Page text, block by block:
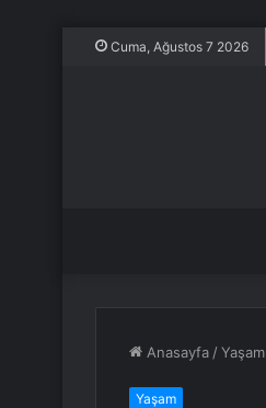
Cuma, Ağustos 7 2026
Anasayfa /Yaşam
Yaşam